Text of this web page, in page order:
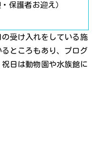
保護者お迎え）
受け入れをしている施
ところもあり、プログ
日は動物園や水族館に